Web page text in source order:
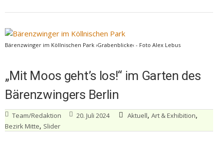
Bärenzwinger im Köllnischen Park ›Grabenblicke‹ - Foto Alex Lebus
„Mit Moos geht’s los!“ im Garten des
Bärenzwingers Berlin
Team/Redaktion 20. Juli 2024 Aktuell, Art & Exhibition,
Bezirk Mitte, Slider